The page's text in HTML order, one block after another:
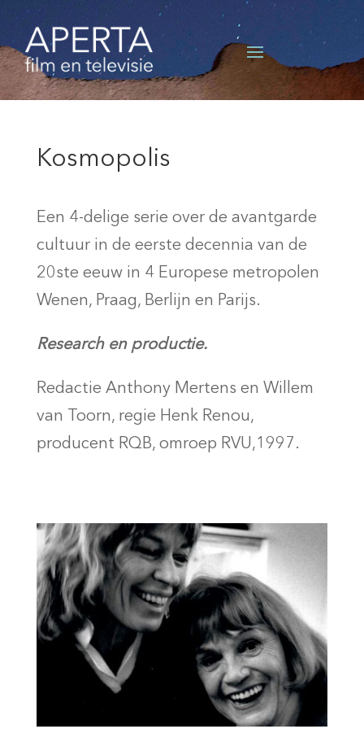
Kosmopolis
Een 4-delige serie over de avantgarde
cultuur in de eerste decennia van de
20ste eeuw in 4 Europese metropolen
Wenen, Praag, Berlijn en Parijs.
Research en productie.
Redactie Anthony Mertens en Willem
van Toorn, regie Henk Renou,
producent RQB, omroep RVU,1997.